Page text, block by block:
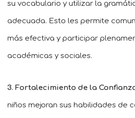
su vocabulario y utilizar la
adecuada. Esto les permite
más efectiva y participar
académicas y sociales.
3. Fortalecimiento de la
niños mejoran sus habilidades de